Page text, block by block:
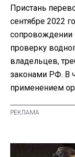
Пристань
сентябре 2022
сопровождении
проверку
владельцев,
законами РФ. В
применением